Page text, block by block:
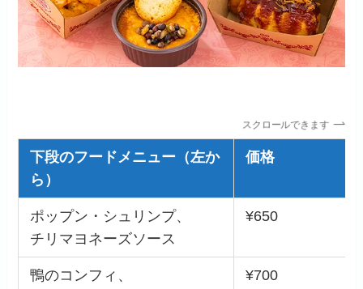
スクロールできます
下段のフードメニュー（左か
ら）
価格
ポップン・シュリンプ、
チリマヨネーズソース
¥650
鴨のコンフィ、
¥700